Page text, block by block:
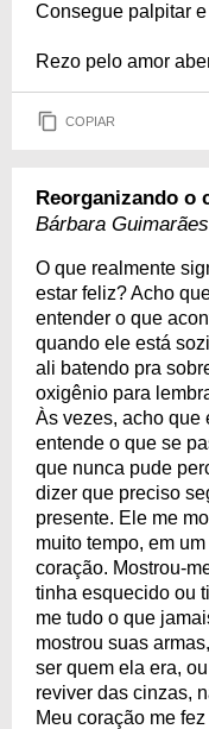
Consegue palpitar
Rezo pelo amor
COPIAR
Reorganizando o
Bárbara Guimarães
O que realmente
estar feliz? Acho
entender o que
quando ele está
ali batendo pra
oxigênio para
Às vezes, acho que
entende o que se
que nunca pude
dizer que preciso
presente. Ele me
muito tempo, em
coração. Mostrou-
tinha esquecido ou
me tudo o que
mostrou suas
ser quem ela era,
reviver das cinzas,
Meu coração me